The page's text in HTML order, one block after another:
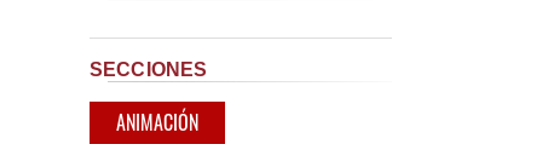
SECCIONES
ANIMACIÓN